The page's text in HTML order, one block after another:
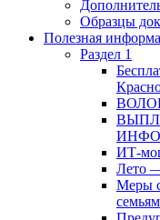
Образцы
Полезная
Раздел 1
ИТ-
Лето
Меры